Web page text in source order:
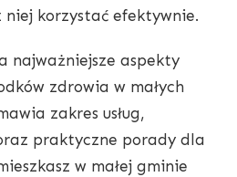
korzystać efektywnie.
najważniejsze aspekty
zdrowia w małych
zakres usług,
praktyczne porady dla
w małej gminie